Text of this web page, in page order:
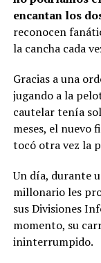
encantan los
reconocen
la cancha cada
Gracias a una
jugando a la
cautelar tenía
meses, el nuevo
tocó otra vez la
Un día, durante
millonario les
sus Divisiones
momento, su
ininterrumpido.